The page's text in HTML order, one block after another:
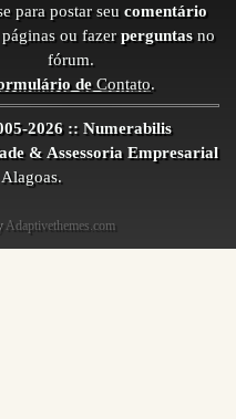
para postar seu comentário
ou fazer perguntas no
fórum.
deContato.
2026 :: Numerabilis
& Assessoria Empresarial
Adaptivethemes.com